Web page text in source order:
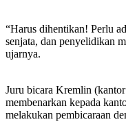
“Harus dihentikan! Perlu
senjata, dan penyelidikan
ujarnya.
Juru bicara Kremlin
membenarkan kepada
melakukan pembicaraan